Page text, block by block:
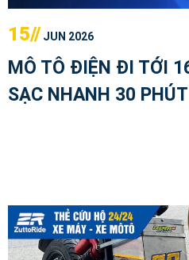
15// JUN 2026
MÔ TÔ ĐIỆN ĐI TỚI
SẠC NHANH 30 PHÚT